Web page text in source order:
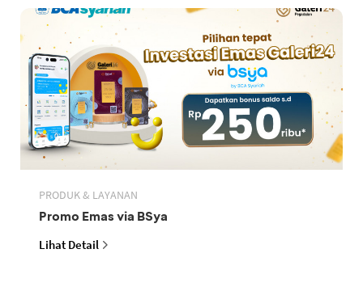
PRODUK & LAYANAN
Promo Emas via BSya
Lihat Detail